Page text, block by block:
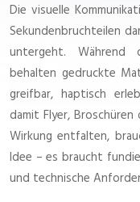
Die visuelle
Sekundenbruchteilen
untergeht. Während
behalten gedruckte
greifbar, haptisch
damit Flyer,
Wirkung entfalten,
Idee – es braucht
und technische